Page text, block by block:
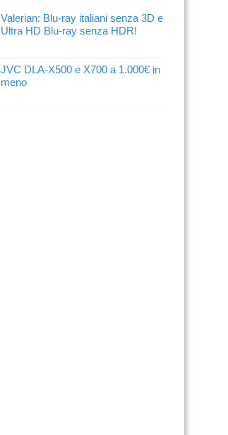
Valerian: Blu-ray italiani senza 3D e
Ultra HD Blu-ray senza HDR!
JVC DLA-X500 e X700 a 1.000€ in
meno